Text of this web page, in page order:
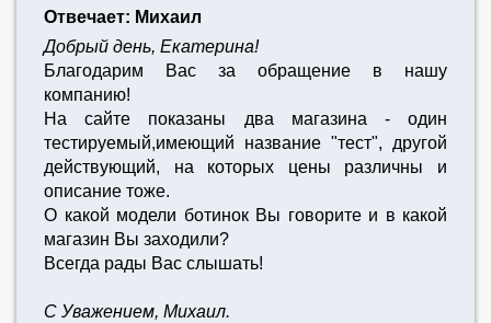
Отвечает: Михаил
Добрый день, Екатерина!
Благодарим Вас за обращение в нашу
компанию!
На сайте показаны два магазина - один
тестируемый,имеющий название "тест", другой
действующий, на которых цены различны и
описание тоже.
О какой модели ботинок Вы говорите и в какой
магазин Вы заходили?
Всегда рады Вас слышать!
С Уважением, Михаил.